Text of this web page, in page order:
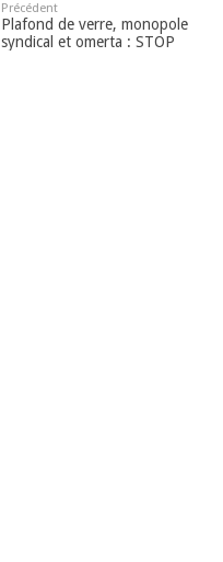
Précédent
Plafond de verre, monopole
syndical et omerta : STOP